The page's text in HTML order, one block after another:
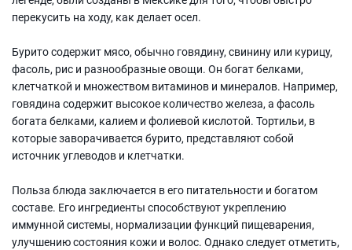
перекусить на ходу, как делает осел.
Бурито содержит мясо, обычно говядину, свинину или курицу,
фасоль, рис и разнообразные овощи. Он богат белками,
клетчаткой и множеством витаминов и минералов. Например,
говядина содержит высокое количество железа, а фасоль
богата белками, калием и фолиевой кислотой. Тортильи, в
которые заворачивается бурито, представляют собой
источник углеводов и клетчатки.
Польза блюда заключается в его питательности и богатом
составе. Его ингредиенты способствуют укреплению
иммунной системы, нормализации функций пищеварения,
улучшению состояния кожи и волос. Однако следует отметить,